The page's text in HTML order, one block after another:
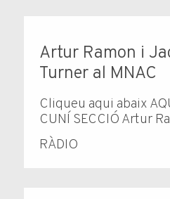
RÀDIO
Artur Ramon i
Turner al MNAC
Cliqueu aqui abaix
CUNÍ SECCIÓ Artur